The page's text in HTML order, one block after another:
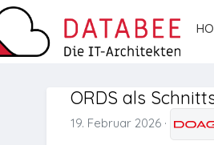
ORDS als
19. Februar 2026 ·